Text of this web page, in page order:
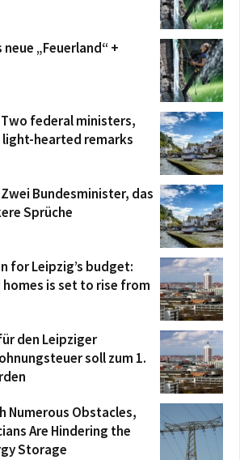
„Feuerland“ +
federal ministers,
light-hearted remarks
Bundesminister, das
Sprüche
for Leipzig’s budget:
is set to rise from
den Leipziger
soll zum 1.
Numerous Obstacles,
Are Hindering the
Storage